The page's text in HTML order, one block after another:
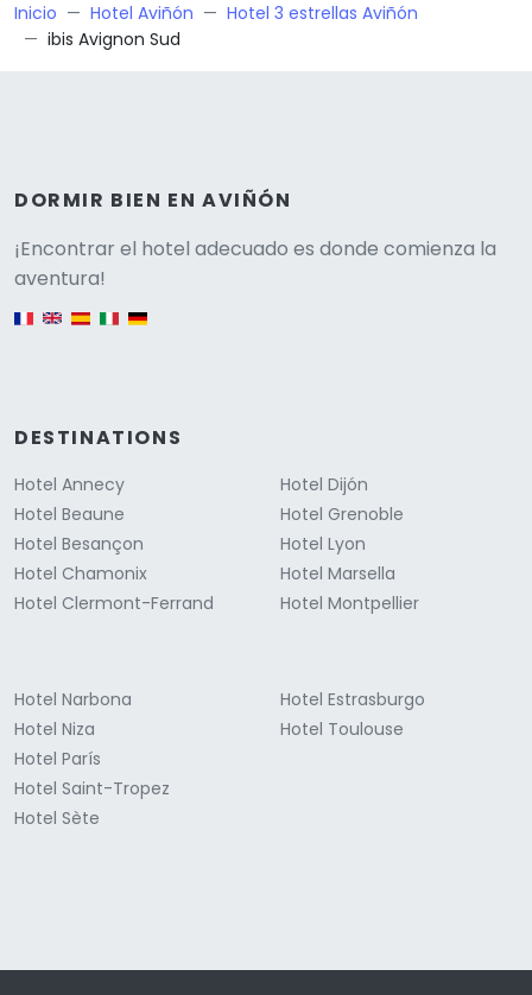
Inicio Hotel Aviñón
Hotel 3 estrellas Aviñón
ibis Avignon Sud
DORMIR BIEN EN AVIÑÓN
¡Encontrar el hotel adecuado es donde comienza la
aventura!
English version
DESTINATIONS
Hotel Annecy
Hotel Beaune
Hotel Besançon
Hotel Chamonix
Hotel Clermont-Ferrand
Hotel Dijón
Hotel Grenoble
Hotel Lyon
Hotel Marsella
Hotel Montpellier
Hotel Narbona
Hotel Niza
Hotel París
Hotel Saint-Tropez
Hotel Sète
Hotel Estrasburgo
Hotel Toulouse